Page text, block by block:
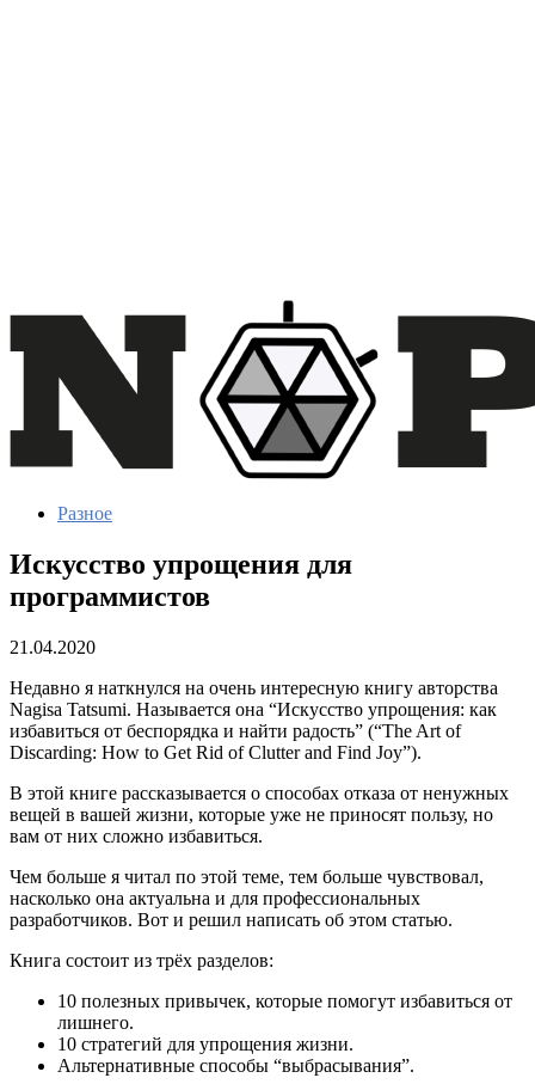
Разное
Искусство упрощения для
программистов
21.04.2020
Недавно я наткнулся на очень интересную книгу авторства
Nagisa Tatsumi. Называется она “Искусство упрощения: как
избавиться от беспорядка и найти радость” (“The Art of
Discarding: How to Get Rid of Clutter and Find Joy”).
В этой книге рассказывается о способах отказа от ненужных
вещей в вашей жизни, которые уже не приносят пользу, но
вам от них сложно избавиться.
Чем больше я читал по этой теме, тем больше чувствовал,
насколько она актуальна и для профессиональных
разработчиков. Вот и решил написать об этом статью.
Книга состоит из трёх разделов:
10 полезных привычек, которые помогут избавиться от
лишнего.
10 стратегий для упрощения жизни.
Альтернативные способы “выбрасывания”.